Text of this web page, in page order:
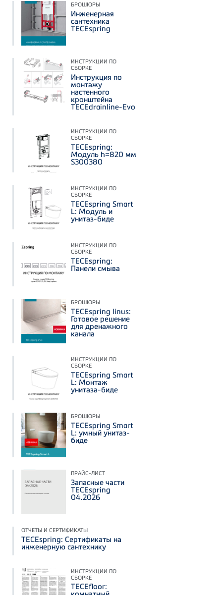
БРОШЮРЫ
Инженерная
сантехника
TECEspring
ИНСТРУКЦИИ ПО
СБОРКЕ
Инструкция по
монтажу
настенного
кронштейна
TECEdrainline-Evo
ИНСТРУКЦИИ ПО
СБОРКЕ
TECEspring:
Модуль h=820 мм
S300380
ИНСТРУКЦИИ ПО
СБОРКЕ
TECEspring Smart
L: Модуль и
унитаз-биде
ИНСТРУКЦИИ ПО
СБОРКЕ
TECEspring:
Панели смыва
БРОШЮРЫ
TECEspring linus:
Готовое решение
для дренажного
канала
ИНСТРУКЦИИ ПО
СБОРКЕ
TECEspring Smart
L: Монтаж
унитаза-биде
БРОШЮРЫ
TECEspring Smart
L: умный унитаз-
биде
ПРАЙС-ЛИСТ
Запасные части
TECEspring
04.2026
ОТЧЕТЫ И СЕРТИФИКАТЫ
TECEspring: Сертификаты на
инженерную сантехнику
ИНСТРУКЦИИ ПО
СБОРКЕ
TECEfloor: